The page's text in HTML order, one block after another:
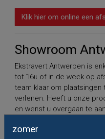
Klik hier om online een
Showroom
Ekstravert Antwerpen is
tot 16u of in de week op
team klaar om
verlenen. Heeft u onze
en wenst u overgaan te
zomer